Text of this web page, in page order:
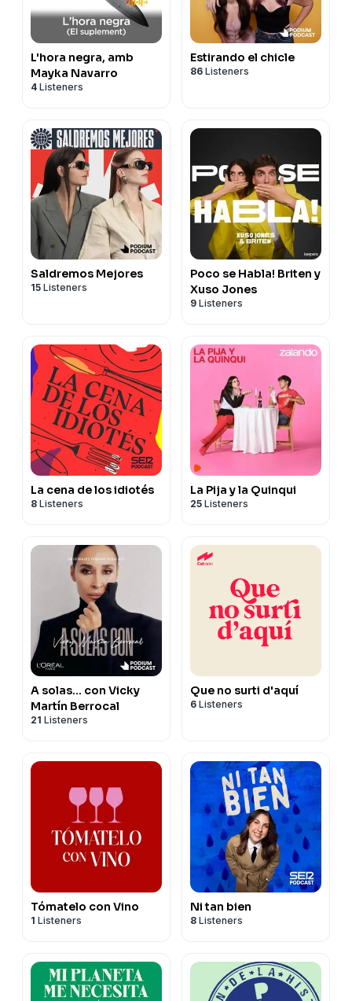
L'hora negra, amb
Mayka Navarro
4 Listeners
Estirando el chicle
86 Listeners
Saldremos Mejores
15 Listeners
Poco se Habla! Briten y
Xuso Jones
9 Listeners
La cena de los idiotés
8 Listeners
La Pija y la Quinqui
25 Listeners
A solas... con Vicky
Martín Berrocal
21 Listeners
Que no surti d'aquí
6 Listeners
Tómatelo con Vino
1 Listeners
Ni tan bien
8 Listeners